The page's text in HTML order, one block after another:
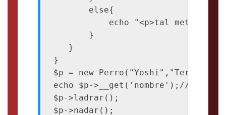
       else{
echo "<p>tal metodo no
       }
   }
}
$p = new Perro("Yoshi","Terrier");
echo $p->__get('nombre');//
$p->ladrar();